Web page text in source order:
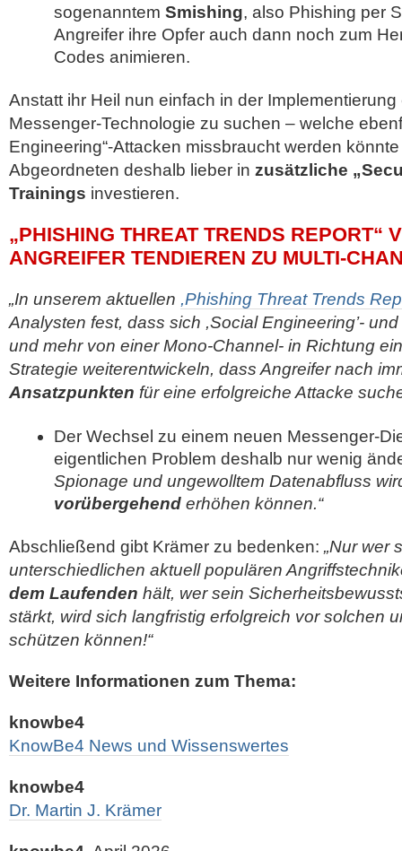
sogenanntem Smishing, also Phishing per
Angreifer ihre Opfer auch dann noch zum
Codes animieren.
Anstatt ihr Heil nun einfach in der
Messenger-Technologie zu suchen – welche
Engineering“-Attacken missbraucht werden
Abgeordneten deshalb lieber in zusätzliche
Trainings investieren.
„PHISHING THREAT TRENDS REPORT“
ANGREIFER TENDIEREN ZU MULTI-
„In unserem aktuellen ,Phishing Threat Trends
Analysten fest, dass sich ,Social Engineering’-
und mehr von einer Mono-Channel- in Richtung
Strategie weiterentwickeln, dass Angreifer nach
Ansatzpunkten für eine erfolgreiche Attacke
Der Wechsel zu einem neuen Messenger-
eigentlichen Problem deshalb nur wenig
Spionage und ungewolltem Datenabfluss
vorübergehend erhöhen können.“
Abschließend gibt Krämer zu bedenken: „Nur wer
unterschiedlichen aktuell populären
dem Laufenden hält, wer sein
stärkt, wird sich langfristig erfolgreich vor solchen
schützen können!“
Weitere Informationen zum Thema:
knowbe4
KnowBe4 News und Wissenswertes
knowbe4
Dr. Martin J. Krämer